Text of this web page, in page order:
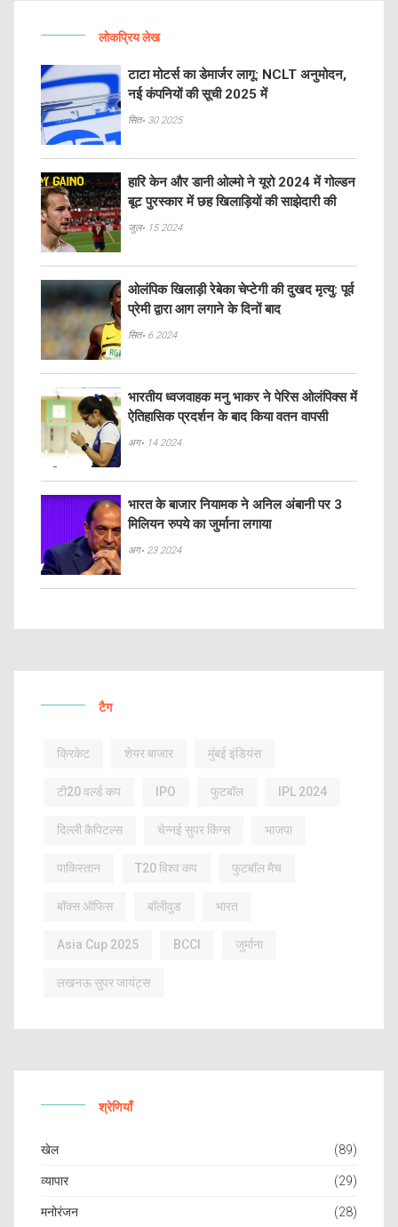
लोकप्रिय लेख
टाटा मोटर्स का डेमार्जर लागू: NCLT अनुमोदन,
नई कंपनियों की सूची 2025 में
सित॰ 30 2025
हारि केन और डानी ओल्मो ने यूरो 2024 में गोल्डन
बूट पुरस्कार में छह खिलाड़ियों की साझेदारी की
जुल॰ 15 2024
ओलंपिक खिलाड़ी रेबेका चेप्टेगी की दुखद मृत्यु: पूर्व
प्रेमी द्वारा आग लगाने के दिनों बाद
सित॰ 6 2024
भारतीय ध्वजवाहक मनु भाकर ने पेरिस ओलंपिक्स में
ऐतिहासिक प्रदर्शन के बाद किया वतन वापसी
अग॰ 14 2024
भारत के बाजार नियामक ने अनिल अंबानी पर 3
मिलियन रुपये का जुर्माना लगाया
अग॰ 23 2024
टैग
क्रिकेट शेयर बाजार मुंबई इंडियंस
टी20 वर्ल्ड कप IPO फुटबॉल IPL 2024
दिल्ली कैपिटल्स चेन्नई सुपर किंग्स भाजपा
पाकिस्तान T20 विश्व कप फुटबॉल मैच
बॉक्स ऑफिस बॉलीवुड भारत
Asia Cup 2025 BCCI जुर्माना
लखनऊ सुपर जायंट्स
श्रेणियाँ
खेल (89)
व्यापार (29)
मनोरंजन (28)